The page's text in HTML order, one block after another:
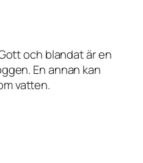
och blandat är en
En annan kan
vatten.